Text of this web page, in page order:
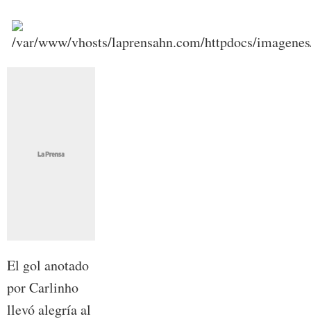
El gol anotado
por Carlinho
llevó alegría al